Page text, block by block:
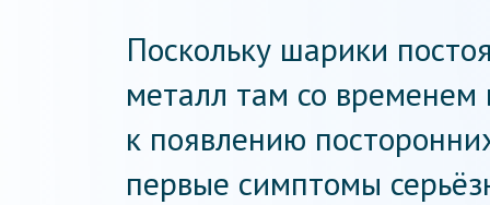
Поскольку шарики
металл там со временем
к появлению
первые симптомы